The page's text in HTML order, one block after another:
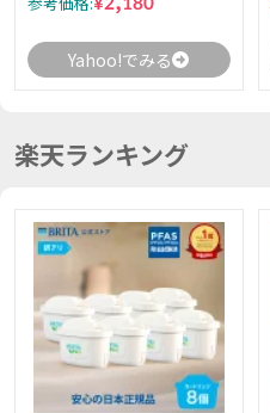
参考価格:
Yahoo!でみる
楽天ランキング